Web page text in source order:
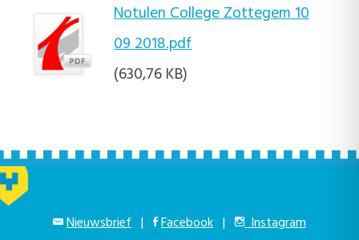
Notulen College Zottegem 10
09 2018.pdf
(630,76 KB)
Nieuwsbrief | Facebook | Instagram